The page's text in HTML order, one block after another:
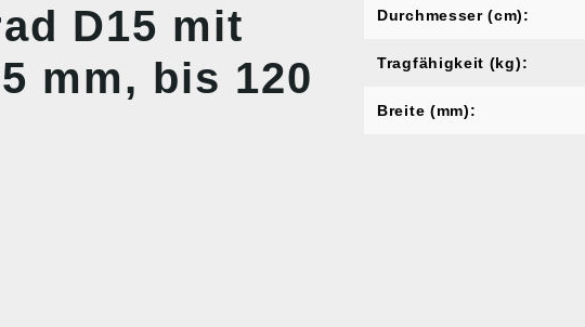
D15 mit
mm, bis 120
Durchmesser (cm):
Tragfähigkeit (kg):
Breite (mm):